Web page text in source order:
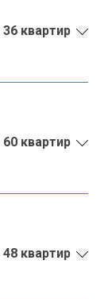
36 квартир
60 квартир
48 квартир